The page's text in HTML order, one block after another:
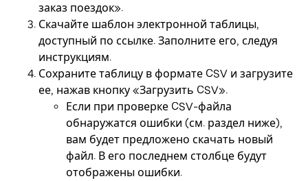
заказ поездок».
Скачайте шаблон электронной таблицы,
доступный по ссылке. Заполните его, следуя
инструкциям.
Сохраните таблицу в формате CSV и загрузите
ее, нажав кнопку «Загрузить CSV».
Если при проверке CSV-файла
обнаружатся ошибки (см. раздел ниже),
вам будет предложено скачать новый
файл. В его последнем столбце будут
отображены ошибки.